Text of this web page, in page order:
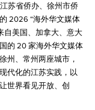
江苏省侨办、徐州市侨
2026 “海外华文媒体
自美国、加拿大、意大
的 20 家海外华文媒体
州、常州两座城市，
代化的江苏实践，以
世界看见开放、创